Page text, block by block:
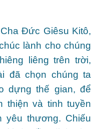
Ðức Giêsu Kitô,
lành cho chúng
liêng trên trời,
đã chọn chúng ta
dựng thế gian, để
thiện và tinh tuyền
yêu thương. Chiếu